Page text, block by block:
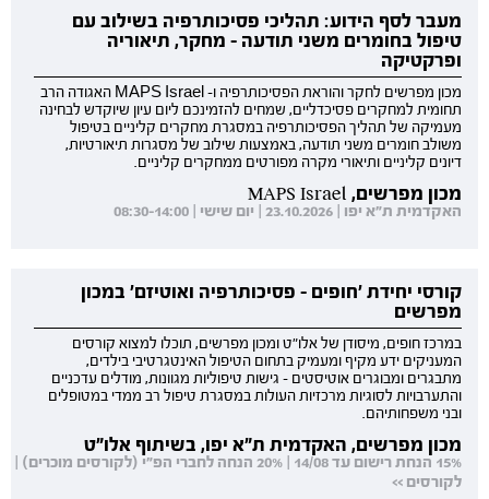
מעבר לסף הידוע: תהליכי פסיכותרפיה בשילוב עם
טיפול בחומרים משני תודעה - מחקר, תיאוריה
ופרקטיקה
מכון מפרשים לחקר והוראת הפסיכותרפיה ו- MAPS Israel האגודה הרב
תחומית למחקרים פסיכדליים, שמחים להזמינכם ליום עיון שיוקדש לבחינה
מעמיקה של תהליך הפסיכותרפיה במסגרת מחקרים קליניים בטיפול
משולב חומרים משני תודעה, באמצעות שילוב של מסגרות תיאורטיות,
דיונים קליניים ותיאורי מקרה מפורטים ממחקרים קליניים.
מכון מפרשים, MAPS Israel
האקדמית ת"א יפו | 23.10.2026 | יום שישי | 08:30-14:00
קורסי יחידת 'חופים - פסיכותרפיה ואוטיזם' במכון
מפרשים
במרכז חופים, מיסודן של אלו"ט ומכון מפרשים, תוכלו למצוא קורסים
המעניקים ידע מקיף ומעמיק בתחום הטיפול האינטגרטיבי בילדים,
מתבגרים ומבוגרים אוטיסטים - גישות טיפוליות מגוונות, מודלים עדכניים
והתערבויות לסוגיות מרכזיות העולות במסגרת טיפול רב ממדי במטופלים
ובני משפחותיהם.
מכון מפרשים, האקדמית ת"א יפו, בשיתוף אלו"ט
15% הנחת רישום עד 14/08 | 20% הנחה לחברי הפ"י (לקורסים מוכרים) |
לקורסים >>